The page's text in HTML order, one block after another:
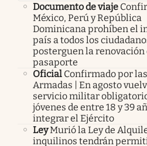
Documento de viaje
México, Perú y República
Dominicana prohíben el
país a todos los
posterguen la renovación
pasaporte
Oficial Confirmado por
Armadas | En agosto
servicio militar
jóvenes de entre 18 y 39
integrar el Ejército
LeyMurió la Ley de
inquilinos tendrán